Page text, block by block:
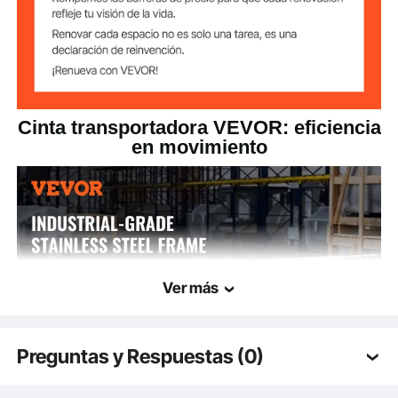
Peso del producto 47,40 libras / 21,5 kg
producto
pulgadas / 1795 x 362 x 910
Cinta transportadora VEVOR: eficiencia
en movimiento
Ver más
Preguntas y Respuestas (0)